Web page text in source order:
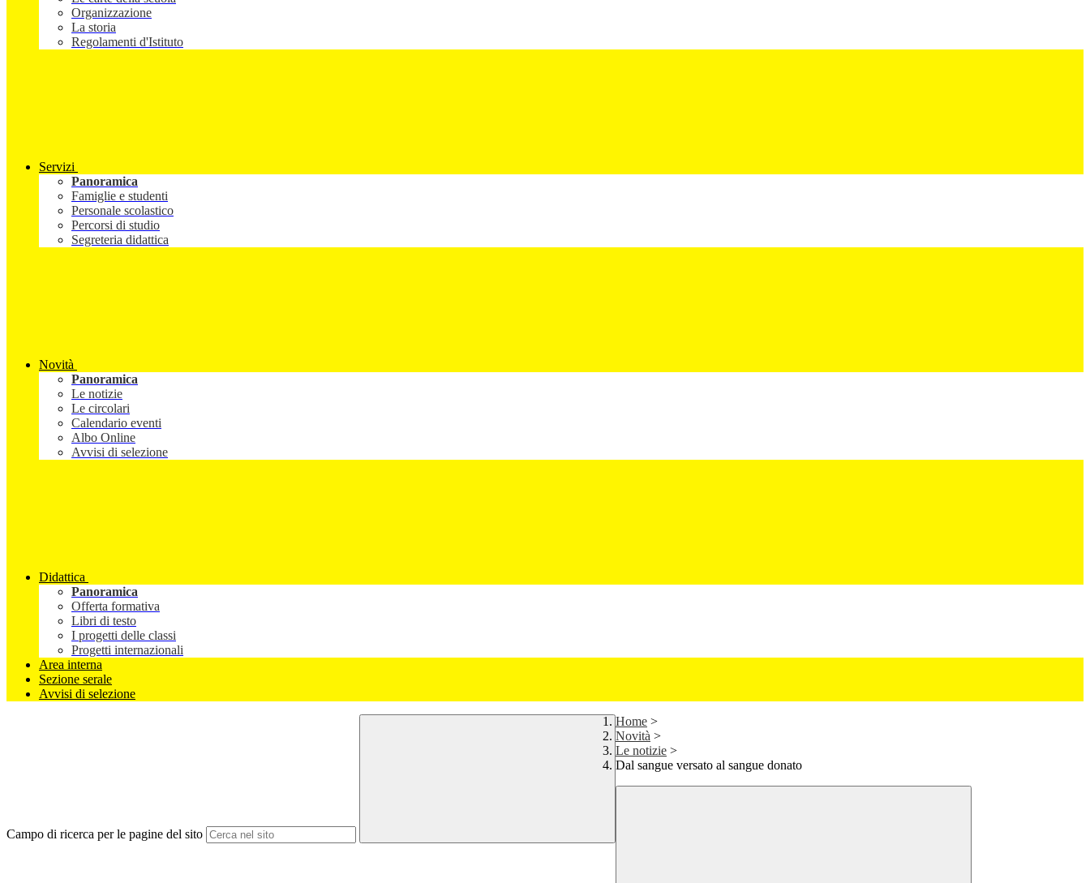
Organizzazione
La storia
Regolamenti d'Istituto
Servizi
Panoramica
Famiglie e studenti
Personale scolastico
Percorsi di studio
Segreteria didattica
Novità
Panoramica
Le notizie
Le circolari
Calendario eventi
Albo Online
Avvisi di selezione
Didattica
Panoramica
Offerta formativa
Libri di testo
I progetti delle classi
Progetti internazionali
Area interna
Sezione serale
Avvisi di selezione
Campo di ricerca per le pagine del sito
Home >
Novità >
Le notizie >
Dal sangue versato al sangue donato